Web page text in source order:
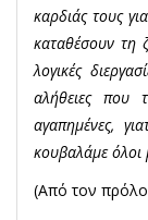
καρδιάς τους
καταθέσουν τη
λογικές
αλήθειες που
αγαπημένες,
κουβαλάμε όλοι
(Από τον